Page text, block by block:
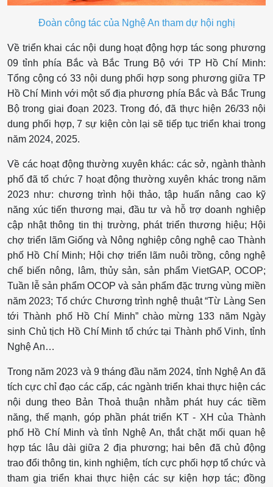
Đoàn công tác của Nghệ An tham dự hội nghị
Về triển khai các nội dung hoạt động hợp tác song phương
09 tỉnh phía Bắc và Bắc Trung Bộ với TP Hồ Chí Minh:
Tổng cộng có 33 nội dung phối hợp song phương giữa TP
Hồ Chí Minh với một số địa phương phía Bắc và Bắc Trung
Bộ trong giai đoạn 2023. Trong đó, đã thực hiện 26/33 nội
dung phối hợp, 7 sự kiện còn lại sẽ tiếp tục triển khai trong
năm 2024, 2025.
Về các hoạt động thường xuyên khác: các sở, ngành thành
phố đã tổ chức 7 hoạt động thường xuyên khác trong năm
2023 như: chương trình hội thảo, tập huấn nâng cao kỹ
năng xúc tiến thương mại, đầu tư và hỗ trợ doanh nghiệp
cập nhật thông tin thị trường, phát triển thương hiệu; Hội
chợ triển lãm Giống và Nông nghiệp công nghệ cao Thành
phố Hồ Chí Minh; Hội chợ triển lãm nuôi trồng, công nghệ
chế biến nông, lâm, thủy sản, sản phẩm VietGAP, OCOP;
Tuần lễ sản phẩm OCOP và sản phẩm đặc trưng vùng miền
năm 2023; Tổ chức Chương trình nghệ thuật “Từ Làng Sen
tới Thành phố Hồ Chí Minh” chào mừng 133 năm Ngày
sinh Chủ tịch Hồ Chí Minh tổ chức tại Thành phố Vinh, tỉnh
Nghệ An…
Trong năm 2023 và 9 tháng đầu năm 2024, tỉnh Nghệ An đã
tích cực chỉ đạo các cấp, các ngành triển khai thực hiện các
nội dung theo Bản Thoả thuận nhằm phát huy các tiềm
năng, thế mạnh, góp phần phát triển KT - XH của Thành
phố Hồ Chí Minh và tỉnh Nghệ An, thắt chặt mối quan hệ
hợp tác lâu dài giữa 2 địa phương; hai bên đã chủ động
trao đổi thông tin, kinh nghiệm, tích cực phối hợp tổ chức và
tham gia triển khai thực hiện các sự kiện hợp tác; đồng